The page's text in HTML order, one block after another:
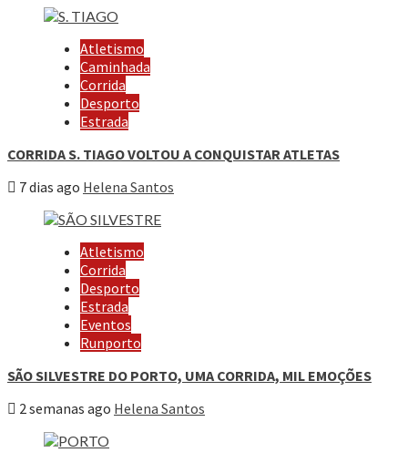
Atletismo
Caminhada
Corrida
Desporto
Estrada
CORRIDA S. TIAGO VOLTOU A CONQUISTAR ATLETAS
7 dias ago Helena Santos
Atletismo
Corrida
Desporto
Estrada
Eventos
Runporto
SÃO SILVESTRE DO PORTO, UMA CORRIDA, MIL EMOÇÕES
2 semanas ago Helena Santos